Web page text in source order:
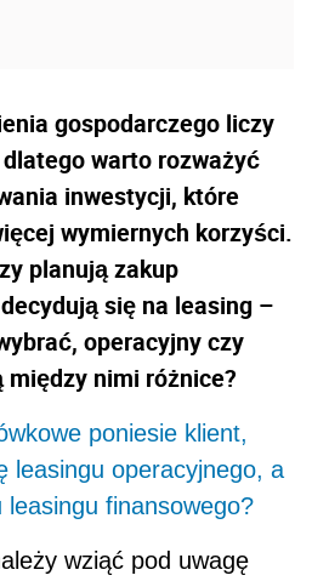
gospodarczego liczy
warto rozważyć
inwestycji, które
wymiernych korzyści.
planują zakup
się na leasing –
operacyjny czy
nimi różnice?
poniesie klient,
leasingu operacyjnego, a
leasingu finansowego?
wziąć pod uwagę